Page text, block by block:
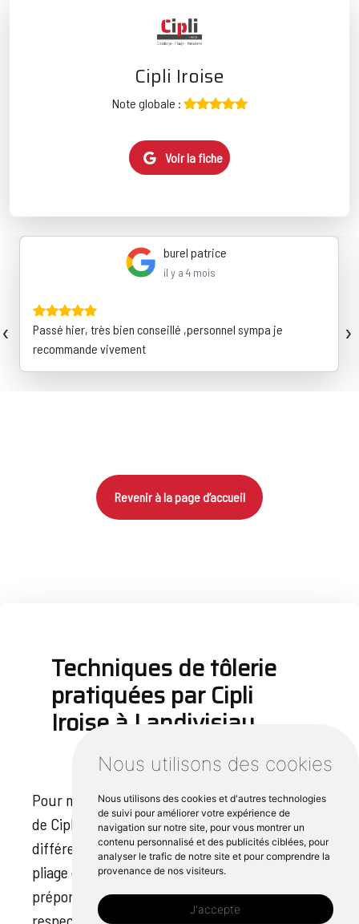
Nous utilisons des cookies
Nous utilisons des cookies et d'autres technologies
de suivi pour améliorer votre expérience de
navigation sur notre site, pour vous montrer un
contenu personnalisé et des publicités ciblées, pour
analyser le trafic de notre site et pour comprendre la
provenance de nos visiteurs.
J'accepte
Cipli Iroise
Note globale :
Voir la fiche
burel patrice
il y a 4 mois
Passé hier, très bien conseillé ,personnel sympa je
recommande vivement
‹ ›
Revenir à la page d’accueil
Techniques de tôlerie
pratiquées par Cipli
Iroise à Landivisiau
Pour maîtriser les opérations de tôlerie, l'équipe
de Cipli Iroise à Landivisiau met en œuvre
différentes techniques. Parmi celles-ci, le
pliage et le cintrage occupent une place
prépondérante, l'accent étant mis sur le
respect des mesures exactes de chaque pièce.